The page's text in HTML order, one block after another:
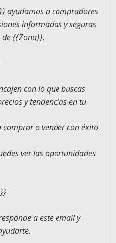
ayudamos a compradores
informadas y seguras
de{{Zona}}.
con lo que buscas
y tendencias en tu
comprar o vender con éxito
ver las oportunidades
a este email y